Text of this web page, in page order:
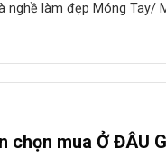
nghề làm đẹp Móng Tay/
chọn mua Ở ĐÂU